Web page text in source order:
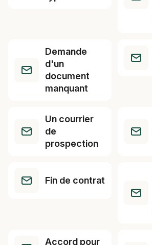
Demande
d'un
document
manquant
Un courrier
de
prospection
Fin de contrat
Accord pour